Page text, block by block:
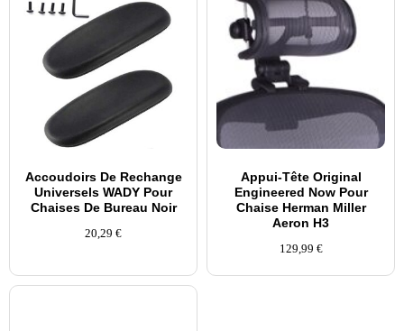
Accoudoirs De Rechange
Universels WADY Pour
Chaises De Bureau Noir
20,29 €
Appui-Tête Original
Engineered Now Pour
Chaise Herman Miller
Aeron H3
129,99 €